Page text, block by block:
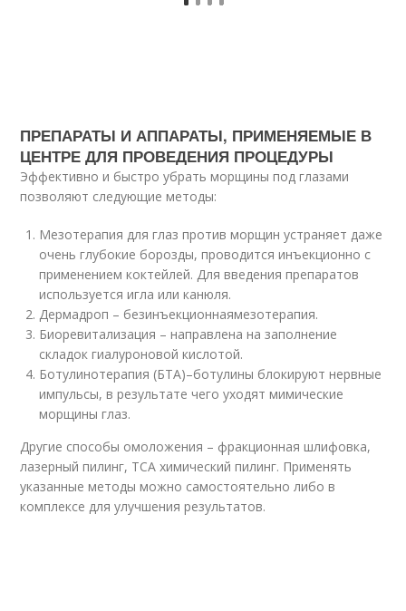
ПРЕПАРАТЫ И АППАРАТЫ, ПРИМЕНЯЕМЫЕ В
ЦЕНТРЕ ДЛЯ ПРОВЕДЕНИЯ ПРОЦЕДУРЫ
Эффективно и быстро убрать морщины под глазами
позволяют следующие методы:
Мезотерапия для глаз против морщин устраняет даже
очень глубокие борозды, проводится инъекционно с
применением коктейлей. Для введения препаратов
используется игла или канюля.
Дермадроп – безинъекционнаямезотерапия.
Биоревитализация – направлена на заполнение
складок гиалуроновой кислотой.
Ботулинотерапия (БТА)–ботулины блокируют нервные
импульсы, в результате чего уходят мимические
морщины глаз.
Другие способы омоложения – фракционная шлифовка,
лазерный пилинг, ТСА химический пилинг. Применять
указанные методы можно самостоятельно либо в
комплексе для улучшения результатов.